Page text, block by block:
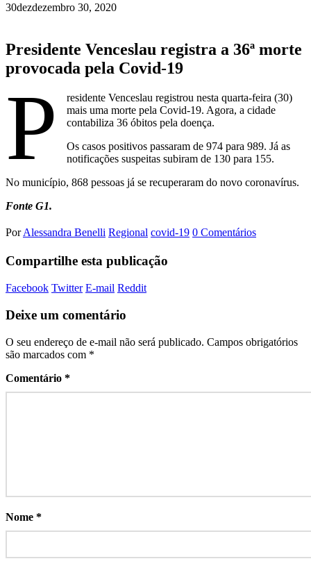
30dezdezembro 30, 2020
Presidente Venceslau registra a 36ª morte
provocada pela Covid-19
P
residente Venceslau registrou nesta quarta-feira (30)
mais uma morte pela Covid-19. Agora, a cidade
contabiliza 36 óbitos pela doença.
Os casos positivos passaram de 974 para 989. Já as
notificações suspeitas subiram de 130 para 155.
No município, 868 pessoas já se recuperaram do novo coronavírus.
Fonte G1.
Por Alessandra Benelli Regional covid-19 0 Comentários
Compartilhe esta publicação
Facebook Twitter E-mail Reddit
Deixe um comentário
O seu endereço de e-mail não será publicado. Campos obrigatórios
são marcados com *
Comentário *
Nome *